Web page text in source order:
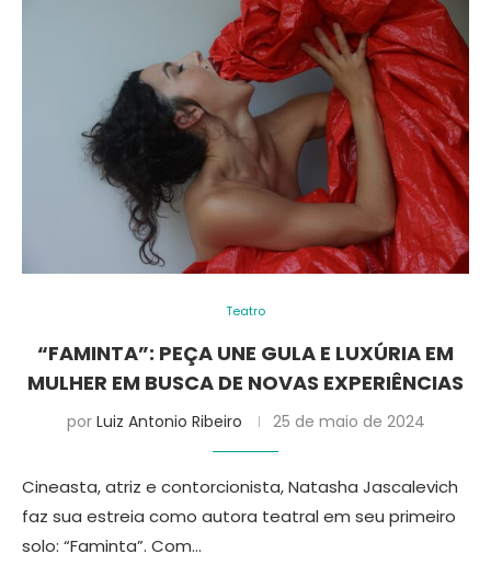
Teatro
“FAMINTA”: PEÇA UNE GULA E LUXÚRIA EM
MULHER EM BUSCA DE NOVAS EXPERIÊNCIAS
por Luiz Antonio Ribeiro 25 de maio de 2024
Cineasta, atriz e contorcionista, Natasha Jascalevich
faz sua estreia como autora teatral em seu primeiro
solo: “Faminta”. Com…